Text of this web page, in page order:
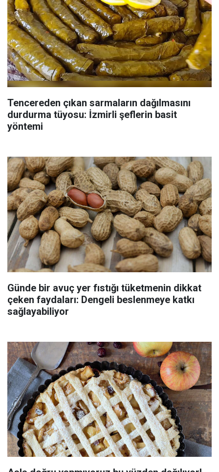
Tencereden çıkan sarmaların dağılmasını
durdurma tüyosu: İzmirli şeflerin basit
yöntemi
Günde bir avuç yer fıstığı tüketmenin dikkat
çeken faydaları: Dengeli beslenmeye katkı
sağlayabiliyor